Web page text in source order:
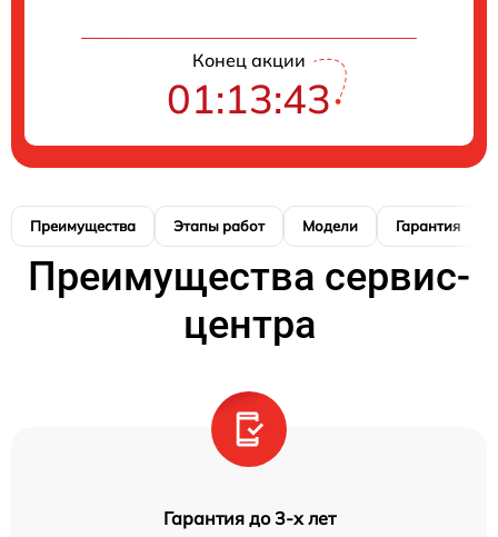
Конец акции
01:13:42
Преимущества Этапы работ Модели Гарантия
Преимущества сервис-
центра
Гарантия до 3-х лет